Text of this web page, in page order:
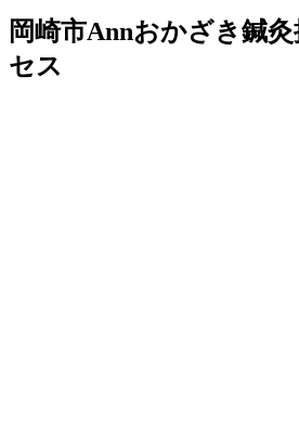
岡崎市Annおかざき鍼
セス